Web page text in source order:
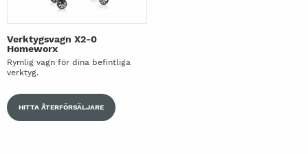
Verktygsvagn X2-0
Homeworx
Rymlig vagn för dina befintliga
verktyg.
HITTA ÅTERFÖRSÄLJARE